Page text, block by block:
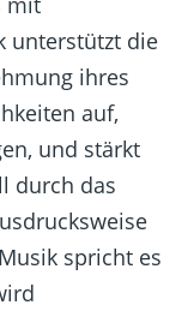
unterstützt die
ihres
auf,
und stärkt
durch das
spricht es